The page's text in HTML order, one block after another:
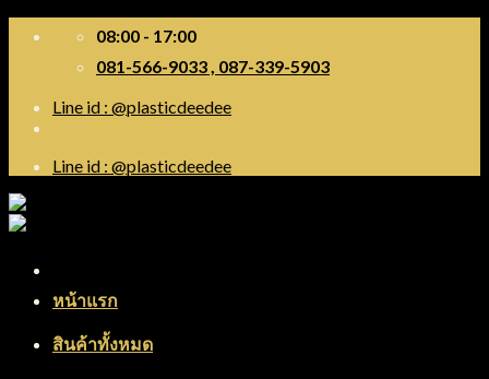
08:00 - 17:00
081-566-9033 , 087-339-5903
Line id : @plasticdeedee
Line id : @plasticdeedee
หน้าแรก
สินค้าทั้งหมด